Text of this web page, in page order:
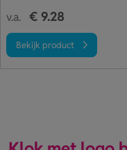
v.a. € 9.28
Bekijk product